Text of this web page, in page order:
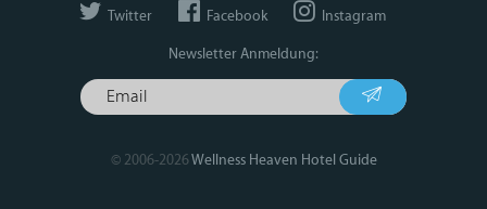
Twitter Facebook Instagram
Newsletter Anmeldung:
© 2006-2026Wellness Heaven Hotel Guide